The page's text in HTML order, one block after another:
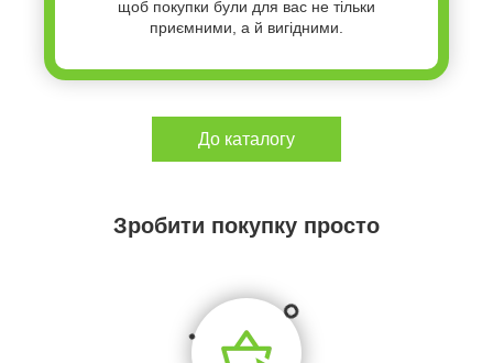
щоб покупки були для вас не тільки
приємними, а й вигідними.
До каталогу
Зробити покупку просто